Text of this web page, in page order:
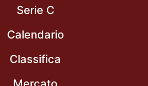
Serie C
Calendario
Classifica